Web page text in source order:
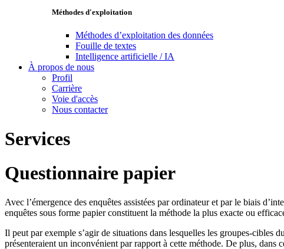
Méthodes d'exploitation
Méthodes d’exploitation des données
Fouille de textes
Intelligence artificielle / IA
À propos de nous
Profil
Carrière
Voie d'accès
Nous contacter
Services
Questionnaire papier
Avec l’émergence des enquêtes assistées par ordinateur et par le biais
enquêtes sous forme papier constituent la méthode la plus exacte ou
Il peut par exemple s’agir de situations dans lesquelles les groupes-cibles
présenteraient un inconvénient par rapport à cette méthode. De plus, dans